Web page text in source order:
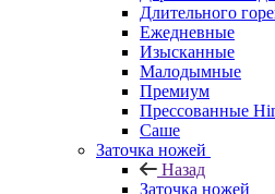
Длительного
Ежедневные
Изысканные
Малодымные
Премиум
Прессованные
Саше
Заточка ножей
Назад
Заточка ножей